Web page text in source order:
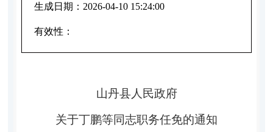
生成日期： 2026-04-10 15:24:00
有效性：
山丹县人民政府
关于丁鹏等同志职务任免的通知